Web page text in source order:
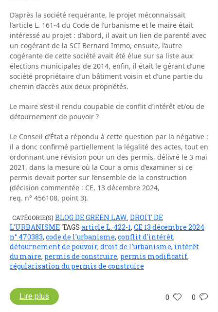
D’après la société requérante, le projet méconnaissait
l’article L. 161-4 du Code de l’urbanisme et le maire était
intéressé au projet : d’abord, il avait un lien de parenté avec
un cogérant de la SCI Bernard Immo, ensuite, l’autre
cogérante de cette société avait été élue sur sa liste aux
élections municipales de 2014, enfin, il était le gérant d’une
société propriétaire d’un bâtiment voisin et d’une partie du
chemin d’accès aux deux propriétés.
Le maire s’est-il rendu coupable de conflit d’intérêt et/ou de
détournement de pouvoir ?
Le Conseil d’État a répondu à cette question par la négative :
il a donc confirmé partiellement la légalité des actes, tout en
ordonnant une révision pour un des permis, délivré le 3 mai
2021, dans la mesure où la Cour a omis d’examiner si ce
permis devait porter sur l’ensemble de la construction
(décision commentée : CE, 13 décembre 2024,
req. n° 456108, point 3).
CATÉGORIE(S) BLOG DE GREEN LAW DROIT DE
L'URBANISME TAGS article L. 422-1, CE 13 décembre 2024
n° 470383, code de l'urbanisme, conflit d'intérêt,
détournement de pouvoir, droit de l'urbanisme, intérêt
du maire, permis de construire, permis modificatif,
régularisation du permis de construire
0 0
Lire plus